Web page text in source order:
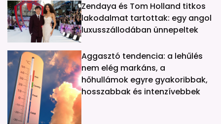
Zendaya és Tom Holland titkos
lakodalmat tartottak: egy angol
luxusszállodában ünnepeltek
Aggasztó tendencia: a lehűlés
nem elég markáns, a
hőhullámok egyre gyakoribbak,
hosszabbak és intenzívebbek